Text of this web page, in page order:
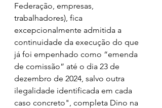
Federação, empresas,
trabalhadores), fica
excepcionalmente admitida a
continuidade da execução do que
já foi empenhado como “emenda
de comissão” até o dia 23 de
dezembro de 2024, salvo outra
ilegalidade identificada em cada
caso concreto", completa Dino na